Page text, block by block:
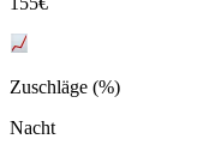
Zuschläge (%)
Nacht